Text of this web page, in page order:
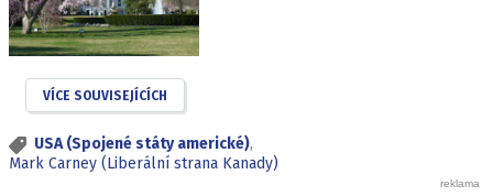
VÍCE SOUVISEJÍCÍCH
USA (Spojené státy americké),
Mark Carney (Liberální strana Kanady)